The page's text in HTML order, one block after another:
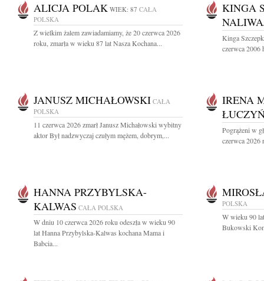
ALICJA POLAK WIEK: 87 CAŁA
POLSKA
Z wielkim żalem zawiadamiamy, że 20 czerwca 2026
roku, zmarła w wieku 87 lat Nasza Kochana...
KINGA
Kinga
czerwca 2006
JANUSZ MICHAŁOWSKI CAŁA
POLSKA
11 czerwca 2026 zmarł Janusz Michałowski wybitny
aktor Był nadzwyczaj czułym mężem, dobrym,...
IRENA
Pogrążeni w
czerwca 2026
HANNA PRZYBYLSKA-
KALWAS CAŁA POLSKA
W dniu 10 czerwca 2026 roku odeszła w wieku 90
lat Hanna Przybylska-Kalwas kochana Mama i
Babcia...
POLSKA
W wieku 90
Bukowski